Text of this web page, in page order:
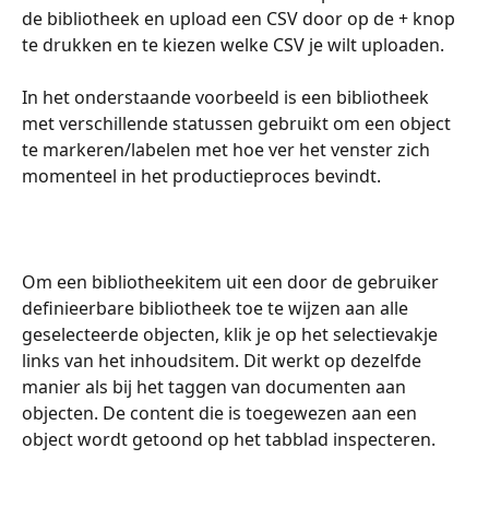
de bibliotheek en upload een CSV door op de + knop
te drukken en te kiezen welke CSV je wilt uploaden.
In het onderstaande voorbeeld is een bibliotheek
met verschillende statussen gebruikt om een object
te markeren/labelen met hoe ver het venster zich
momenteel in het productieproces bevindt.
Om een bibliotheekitem uit een door de gebruiker
definieerbare bibliotheek toe te wijzen aan alle
geselecteerde objecten, klik je op het selectievakje
links van het inhoudsitem. Dit werkt op dezelfde
manier als bij het taggen van documenten aan
objecten. De content die is toegewezen aan een
object wordt getoond op het tabblad inspecteren.